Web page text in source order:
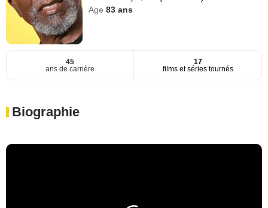
Age83 ans
45
ans de carrière
17
films et séries tournés
Biographie